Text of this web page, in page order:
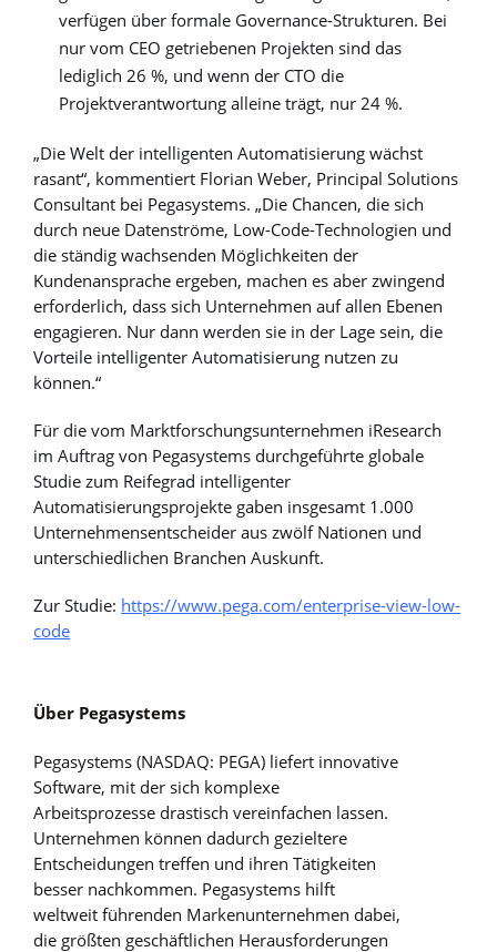
verfügen über formale Governance-Strukturen. Bei
nur vom CEO getriebenen Projekten sind das
lediglich 26 %, und wenn der CTO die
Projektverantwortung alleine trägt, nur 24 %.
„Die Welt der intelligenten Automatisierung wächst
rasant“, kommentiert Florian Weber, Principal Solutions
Consultant bei Pegasystems. „Die Chancen, die sich
durch neue Datenströme, Low-Code-Technologien und
die ständig wachsenden Möglichkeiten der
Kundenansprache ergeben, machen es aber zwingend
erforderlich, dass sich Unternehmen auf allen Ebenen
engagieren. Nur dann werden sie in der Lage sein, die
Vorteile intelligenter Automatisierung nutzen zu
können.“
Für die vom Marktforschungsunternehmen iResearch
im Auftrag von Pegasystems durchgeführte globale
Studie zum Reifegrad intelligenter
Automatisierungsprojekte gaben insgesamt 1.000
Unternehmensentscheider aus zwölf Nationen und
unterschiedlichen Branchen Auskunft.
Zur Studie: https://www.pega.com/enterprise-view-low-
code
Über Pegasystems
Pegasystems (NASDAQ: PEGA) liefert innovative
Software, mit der sich komplexe
Arbeitsprozesse drastisch vereinfachen lassen.
Unternehmen können dadurch gezieltere
Entscheidungen treffen und ihren Tätigkeiten
besser nachkommen. Pegasystems hilft
weltweit führenden Markenunternehmen dabei,
die größten geschäftlichen Herausforderungen